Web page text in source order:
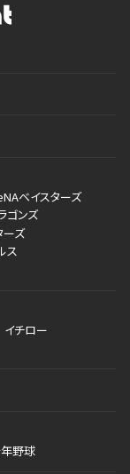
ベイスターズ
ゴンズ
ーズ
ス
イチロー
野球